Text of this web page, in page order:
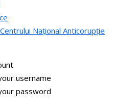
Național Anticorupție
username
password